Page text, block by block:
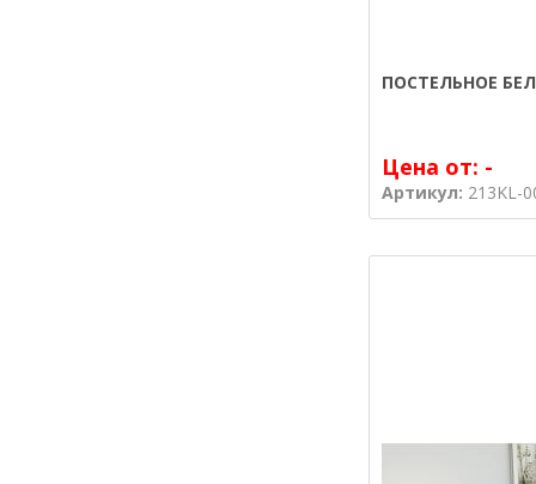
ПОСТЕЛЬНОЕ
Цена от: -
Артикул: 213KL-